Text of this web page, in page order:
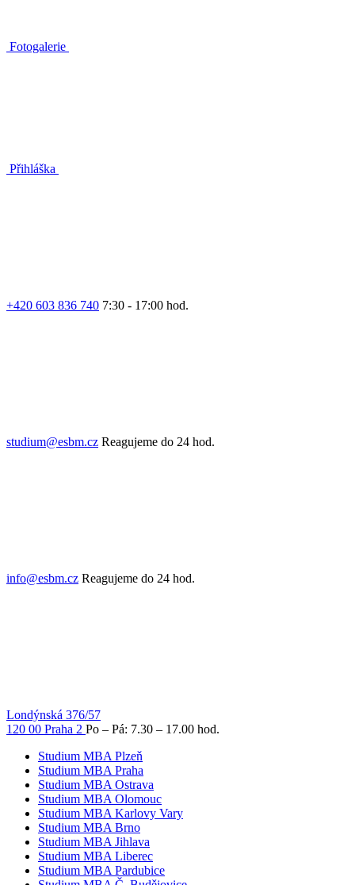
Fotogalerie
Přihláška
+420 603 836 740 7:30 - 17:00 hod.
studium@esbm.cz Reagujeme do 24 hod.
info@esbm.cz Reagujeme do 24 hod.
Londýnská 376/57
120 00 Praha 2 Po – Pá: 7.30 – 17.00 hod.
Studium MBA Plzeň
Studium MBA Praha
Studium MBA Ostrava
Studium MBA Olomouc
Studium MBA Karlovy Vary
Studium MBA Brno
Studium MBA Jihlava
Studium MBA Liberec
Studium MBA Pardubice